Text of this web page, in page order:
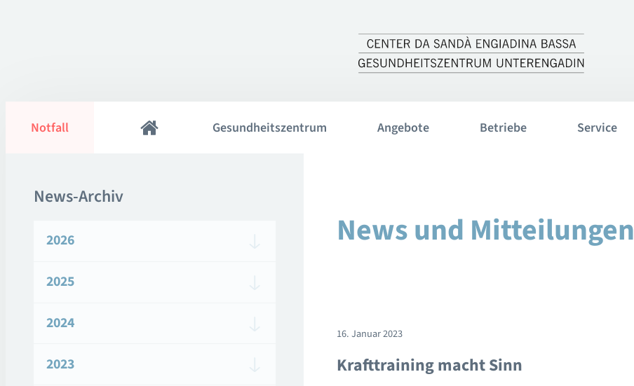
Notfall Gesundheitszentrum Angebote Betriebe Service
News und Mitteilungen
16. Januar 2023
Krafttraining macht Sinn
News-Archiv
2026
2025
2024
2023